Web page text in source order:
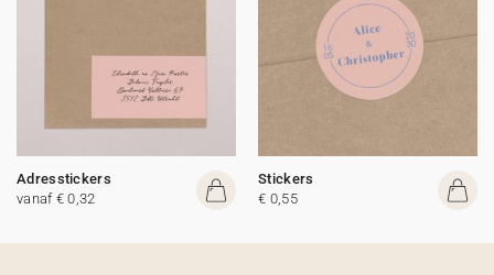
Adresstickers
vanaf € 0,32
Stickers
€ 0,55